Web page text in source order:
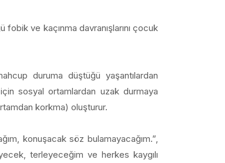
ve kaçınma davranışlarını çocuk
duruma düştüğü yaşantılardan
sosyal ortamlardan uzak durmaya
korkma) oluşturur.
konuşacak söz bulamayacağım.”,
terleyeceğim ve herkes kaygılı